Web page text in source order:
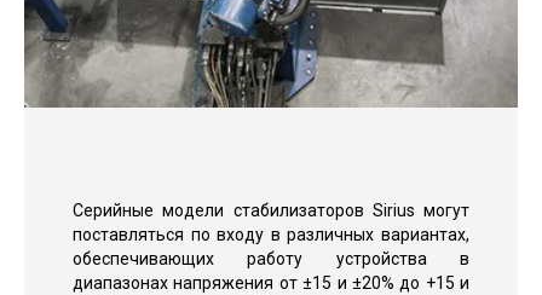
Серийные модели стабилизаторов Sirius могут
поставляться по входу в различных вариантах,
обеспечивающих работу устройства в
диапазонах напряжения от ±15 и ±20% до +15 и